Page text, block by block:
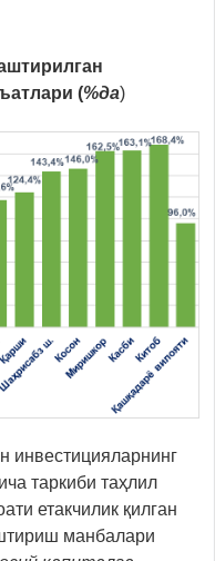
(%да)
инвестицияларнинг
таркиби таҳлил
етакчилик қилган
манбалари